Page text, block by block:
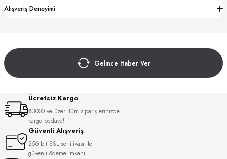
Alışveriş Deneyimi
Gelince Haber Ver
Ücretsiz Kargo
₺3000 ve üzeri tüm siparişlerinizde
kargo bedava!
Güvenli Alışveriş
256-bit SSL sertifikası ile
güvenli ödeme imkanı.